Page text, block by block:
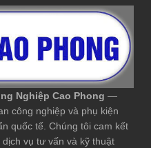
Nghiệp Cao Phong —
công nghiệp và phụ kiện
quốc tế. Chúng tôi cam kết
vụ tư vấn và kỹ thuật